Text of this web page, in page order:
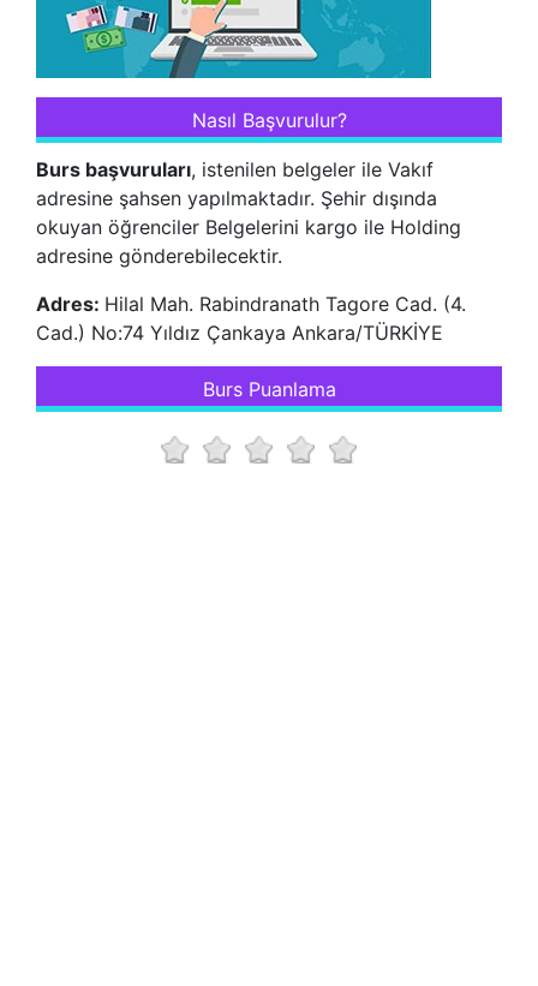
Nasıl Başvurulur?
Burs başvuruları, istenilen belgeler ile Vakıf
adresine şahsen yapılmaktadır. Şehir dışında
okuyan öğrenciler Belgelerini kargo ile Holding
adresine gönderebilecektir.
Adres: Hilal Mah. Rabindranath Tagore Cad. (4.
Cad.) No:74 Yıldız Çankaya Ankara/TÜRKİYE
Burs Puanlama